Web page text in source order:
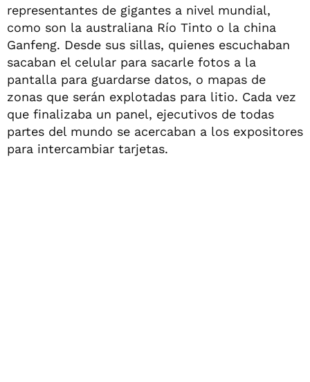
representantes de gigantes a nivel mundial,
como son la australiana Río Tinto o la china
Ganfeng. Desde sus sillas, quienes escuchaban
sacaban el celular para sacarle fotos a la
pantalla para guardarse datos, o mapas de
zonas que serán explotadas para litio. Cada vez
que finalizaba un panel, ejecutivos de todas
partes del mundo se acercaban a los expositores
para intercambiar tarjetas.